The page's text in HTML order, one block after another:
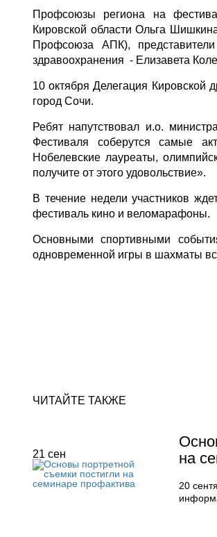
Профсоюзы региона на
Кировской области Ольга
Профсоюза АПК),
здравоохранения - Елизавета
10 октября Делегация Кировской
город Сочи.
Ребят напутствовал и.о.
Фестиваля соберутся самые
Нобелевские лауреаты,
получите от этого удовольствие».
В течение недели участников
фестиваль кино и веломарафоны.
Основными спортивными
одновременной игры в шахматы
ЧИТАЙТЕ ТАКЖЕ
21 сен
на
20